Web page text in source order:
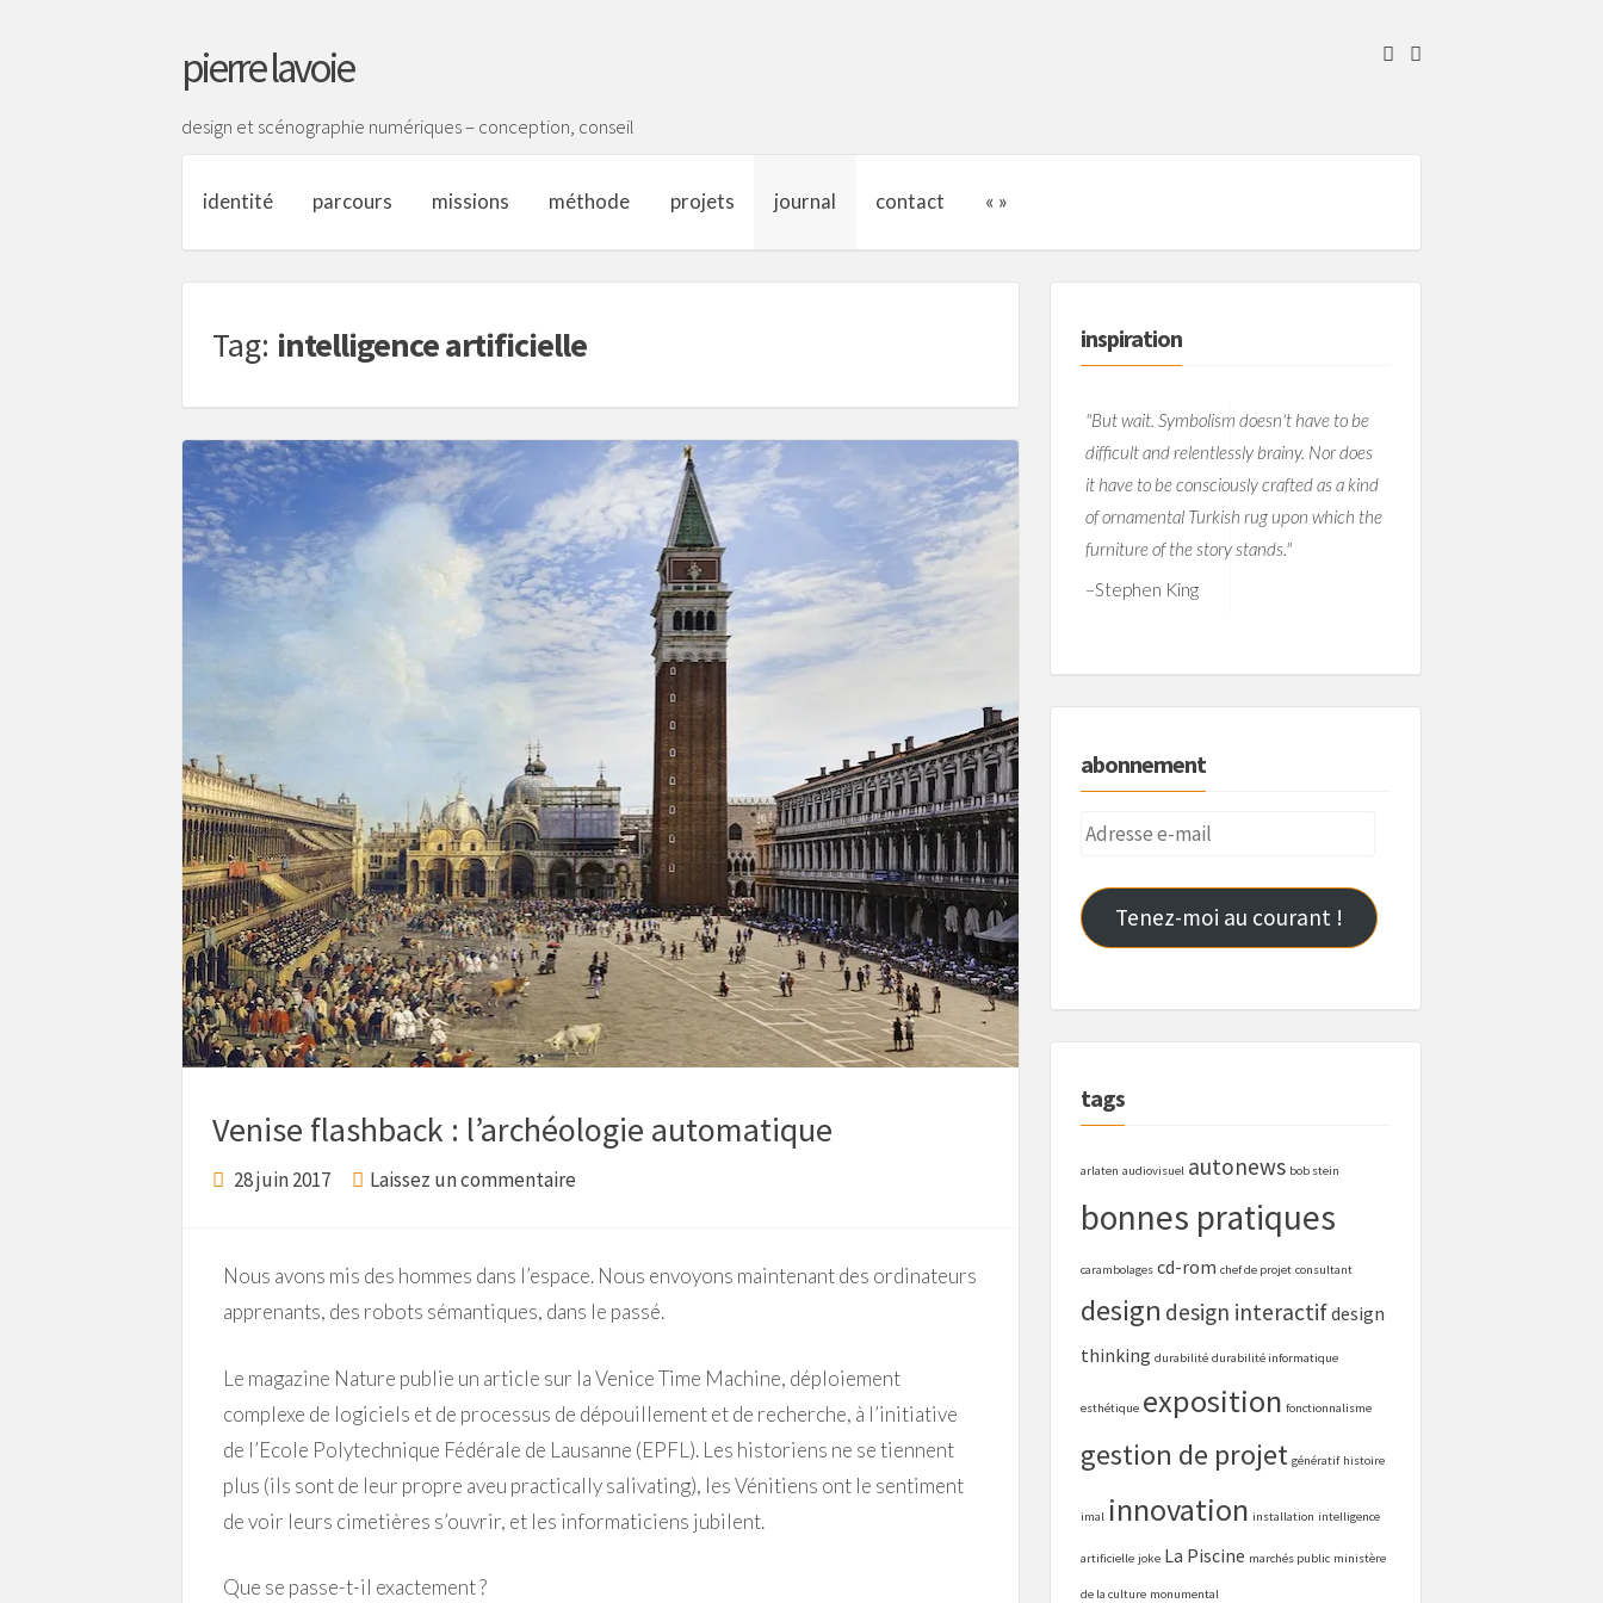
pierre lavoie
design et scénographie numériques – conception, conseil
identité parcours missions méthode projets journal contact « »
Tag: intelligence artificielle
Venise flashback : l’archéologie automatique
28 juin 2017 Laissez un commentaire
Nous avons mis des hommes dans l’espace. Nous envoyons maintenant des ordinateurs
apprenants, des robots sémantiques, dans le passé.
Le magazine Nature publie un article sur la Venice Time Machine, déploiement
complexe de logiciels et de processus de dépouillement et de recherche, à l’initiative
de l’Ecole Polytechnique Fédérale de Lausanne (EPFL). Les historiens ne se tiennent
plus (ils sont de leur propre aveu practically salivating), les Vénitiens ont le sentiment
de voir leurs cimetières s’ouvrir, et les informaticiens jubilent.
Que se passe-t-il exactement ?
inspiration
"But wait. Symbolism doesn't have to be
difficult and relentlessly brainy. Nor does
it have to be consciously crafted as a kind
of ornamental Turkish rug upon which the
furniture of the story stands."
–Stephen King
abonnement
Adresse
mail
Tenez-moi au courant !
tags
arlaten audiovisuel autonews bob stein
bonnes pratiques
carambolages cd-rom chef de projet consultant
design design interactifdesign
thinking durabilité durabilité informatique
esthétique exposition fonctionnalisme
gestion de projet génératif histoire
imal innovation installation intelligence
artificielle joke La Piscine marchés public ministère
de la culture monumental